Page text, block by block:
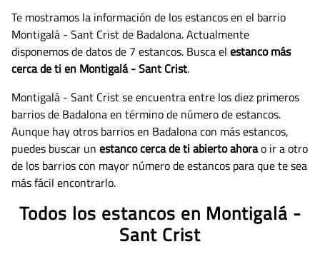
Te mostramos la información de los estancos en el barrio
Montigalá - Sant Crist de Badalona. Actualmente
disponemos de datos de 7 estancos. Busca el estanco más
cerca de ti en Montigalá - Sant Crist.
Montigalá - Sant Crist se encuentra entre los diez primeros
barrios de Badalona en término de número de estancos.
Aunque hay otros barrios en Badalona con más estancos,
puedes buscar un estanco cerca de ti abierto ahorao ir a otro
de los barrios con mayor número de estancos para que te sea
más fácil encontrarlo.
Todos los estancos en Montigalá -
Sant Crist